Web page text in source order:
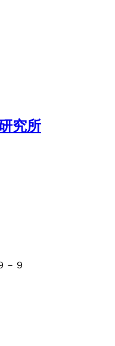
究所
－９